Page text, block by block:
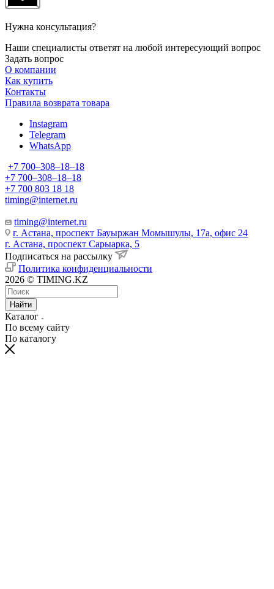
Нужна консультация?
Наши специалисты ответят на любой интересующий вопрос
Задать вопрос
О компании
Как купить
Контакты
Правила возврата товара
Instagram
Telegram
WhatsApp
+7 700‒308‒18‒18
+7 700‒308‒18‒18
+7 700 803 18 18
timing@internet.ru
timing@internet.ru
г. Астана, проспект Бауыржан Момышулы, 17а, офис 24
г. Астана, проспект Сарыарка, 5
Подписаться на рассылку
Политика конфиденциальности
2026 © TIMING.KZ
Найти
Каталог
По всему сайту
По каталогу